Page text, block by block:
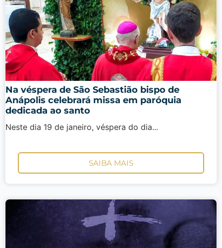
Na véspera de São Sebastião bispo de
Anápolis celebrará missa em paróquia
dedicada ao santo
Neste dia 19 de janeiro, véspera do dia...
SAIBA MAIS